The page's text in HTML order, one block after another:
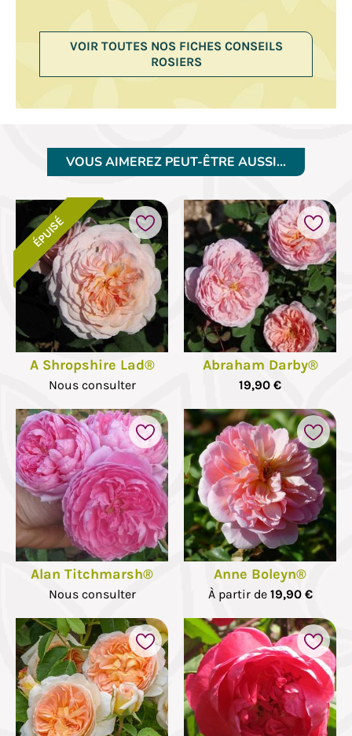
VOIR TOUTES NOS FICHES CONSEILS
ROSIERS
VOUS AIMEREZ PEUT-ÊTRE AUSSI…
A Shropshire Lad®
Nous consulter
ÉPUISÉ
Abraham Darby®
19,90 €
Alan Titchmarsh®
Nous consulter
Anne Boleyn®
À partir de 19,90 €